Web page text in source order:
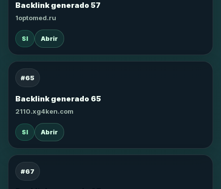
Backlink generado 57
1optomed.ru
SI Abrir
#65
Backlink generado 65
2110.xg4ken.com
SI Abrir
#67